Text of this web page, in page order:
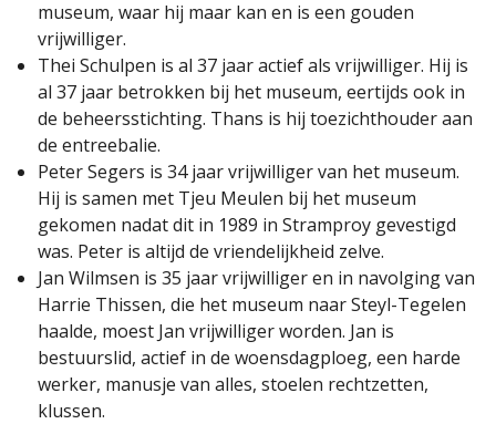
museum, waar hij maar kan en is een gouden
vrijwilliger.
Thei Schulpen is al 37 jaar actief als vrijwilliger. Hij is
al 37 jaar betrokken bij het museum, eertijds ook in
de beheersstichting. Thans is hij toezichthouder aan
de entreebalie.
Peter Segers is 34 jaar vrijwilliger van het museum.
Hij is samen met Tjeu Meulen bij het museum
gekomen nadat dit in 1989 in Stramproy gevestigd
was. Peter is altijd de vriendelijkheid zelve.
Jan Wilmsen is 35 jaar vrijwilliger en in navolging van
Harrie Thissen, die het museum naar Steyl-Tegelen
haalde, moest Jan vrijwilliger worden. Jan is
bestuurslid, actief in de woensdagploeg, een harde
werker, manusje van alles, stoelen rechtzetten,
klussen.